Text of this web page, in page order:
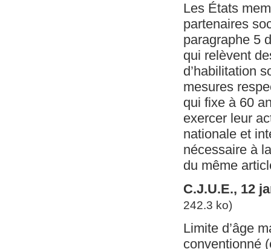
Les États
partenaires
paragraphe 5
qui relèvent
d’habilitation
mesures
qui fixe à 60
exercer leur
nationale et
nécessaire à
du même
C.J.U.E., 12
242.3 ko)
Limite d’âge
conventionné